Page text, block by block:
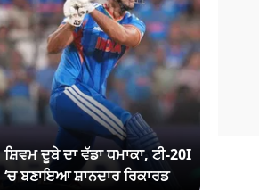
ਸ਼ਿਵਮ ਦੂਬੇ ਦਾ ਵੱਡਾ ਧਮਾਕਾ, ਟੀ-20I
‘ਚ ਬਣਾਇਆ ਸ਼ਾਨਦਾਰ ਰਿਕਾਰਡ